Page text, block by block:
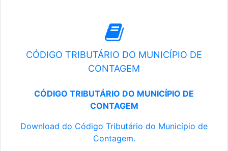
CÓDIGO TRIBUTÁRIO DO MUNICÍPIO DE
CONTAGEM
CÓDIGO TRIBUTÁRIO DO MUNICÍPIO DE
CONTAGEM
Download do Código Tributário do Município de
Contagem.